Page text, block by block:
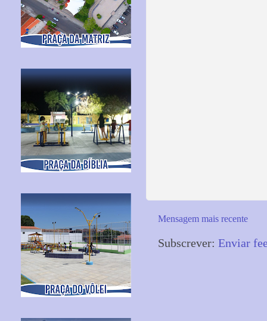
Mensagem mais recente
Subscrever: Enviar